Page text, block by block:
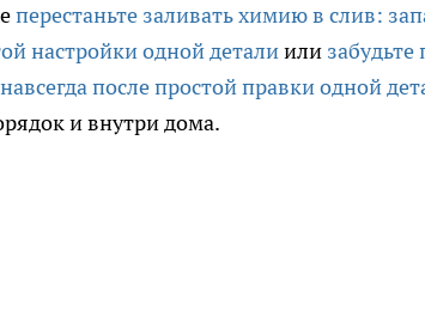
перестаньте заливать химию в слив:
настройки одной деталиили
после простой правки одной
и внутри дома.